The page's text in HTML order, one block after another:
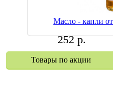
Масло - капли
252 р.
Товары по акции